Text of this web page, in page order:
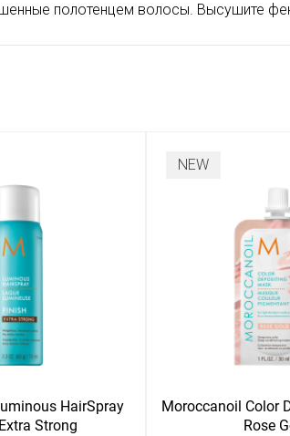
полотенцем волосы. Высушите
HairSpray
Strong
NEW
Moroccanoil Color
Rose